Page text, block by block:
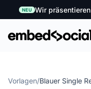
NEU Wir
Vorlagen/Blauer Single